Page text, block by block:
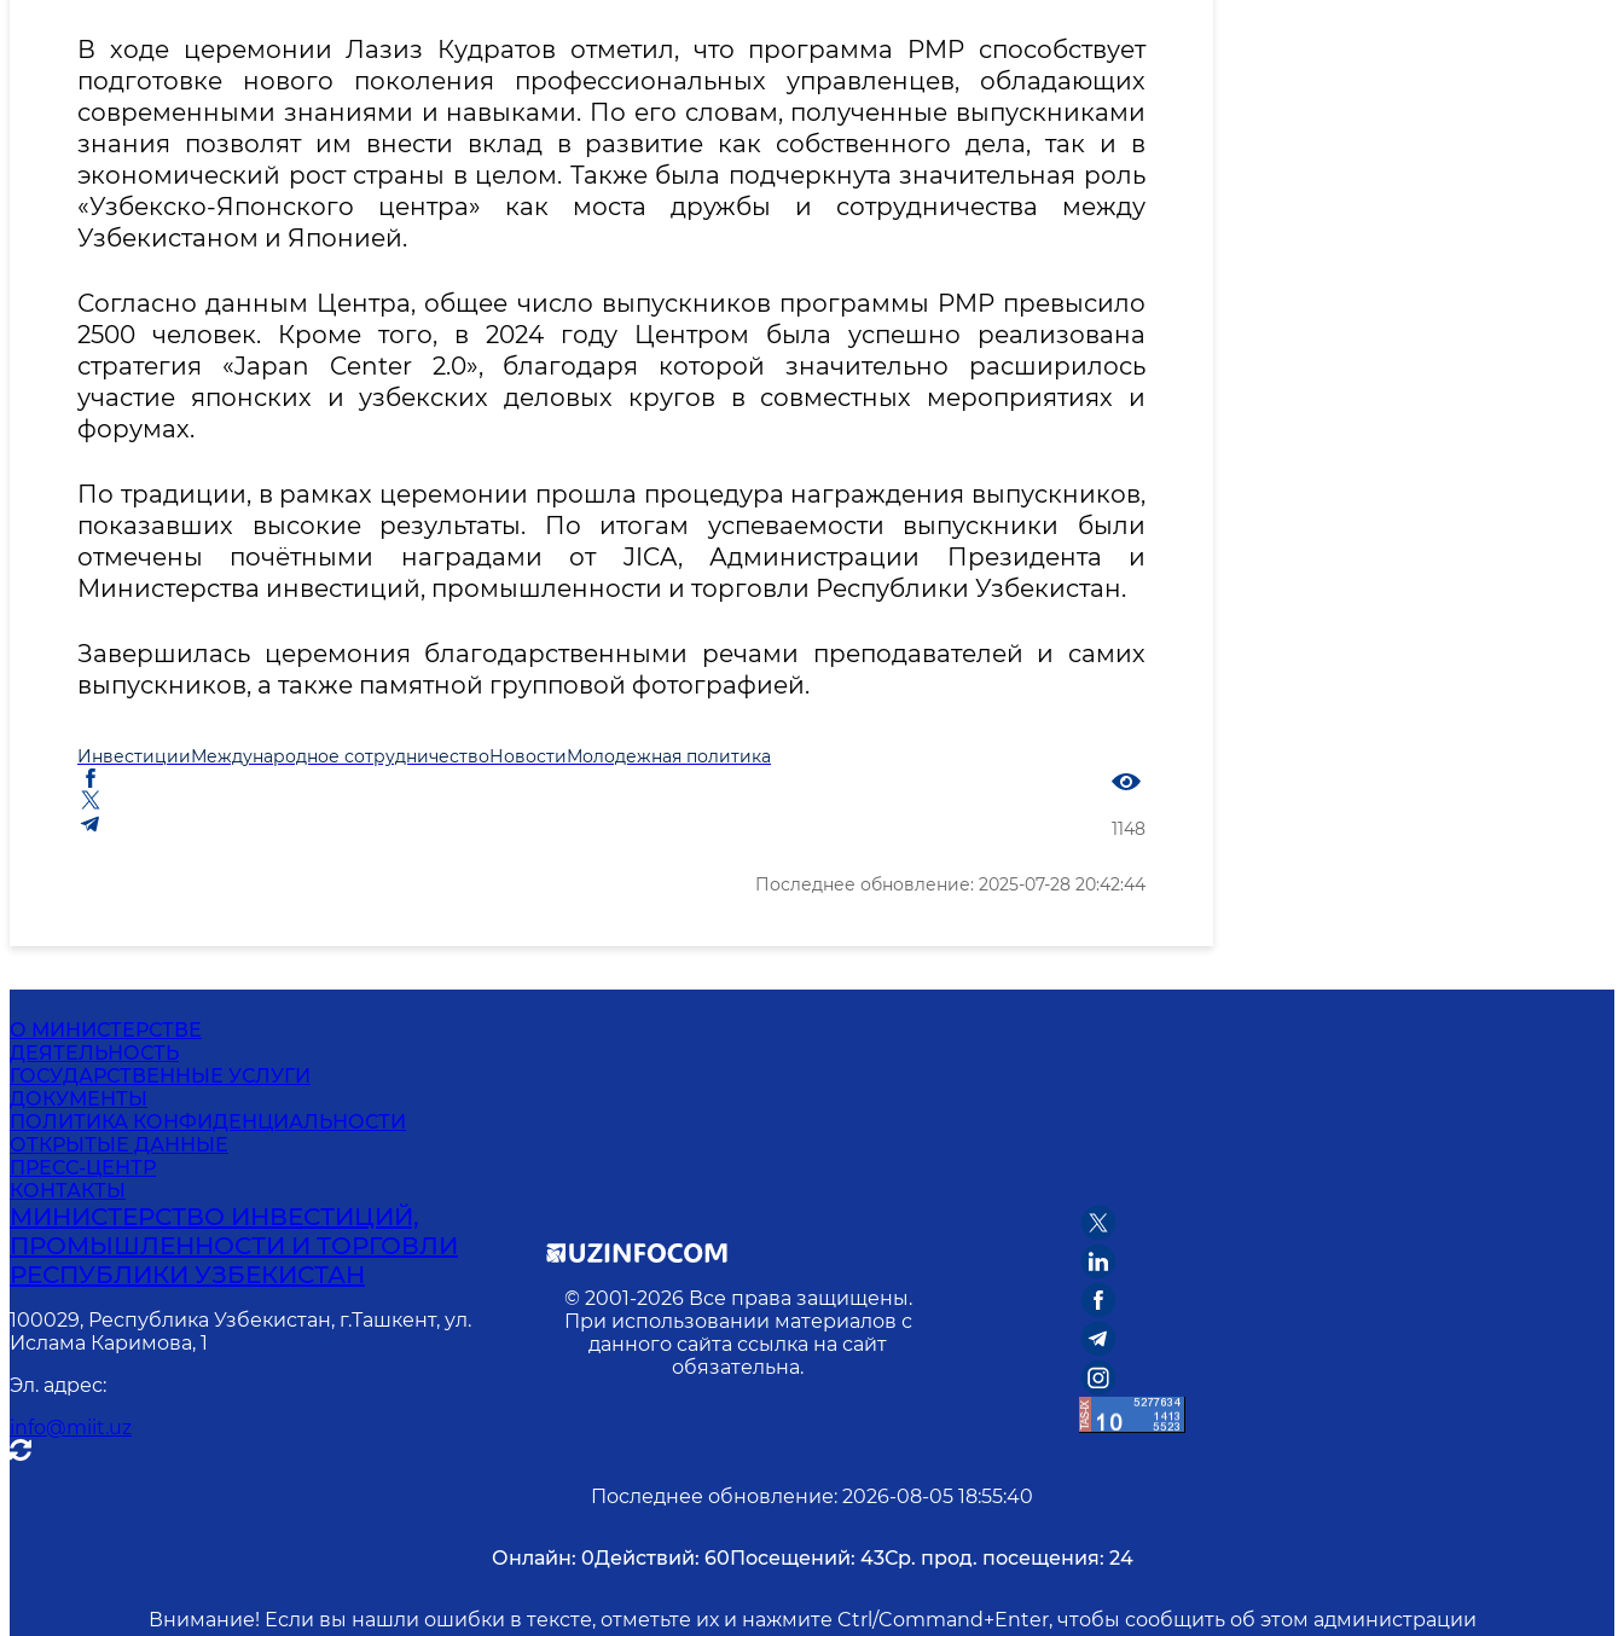
В ходе церемонии Лазиз Кудратов отметил, что программа PMP способствует
подготовке нового поколения профессиональных управленцев, обладающих
современными знаниями и навыками. По его словам, полученные выпускниками
знания позволят им внести вклад в развитие как собственного дела, так и в
экономический рост страны в целом. Также была подчеркнута значительная роль
«Узбекско-Японского центра» как моста дружбы и сотрудничества между
Узбекистаном и Японией.
Согласно данным Центра, общее число выпускников программы PMP превысило
2500 человек. Кроме того, в 2024 году Центром была успешно реализована
стратегия «Japan Center 2.0», благодаря которой значительно расширилось
участие японских и узбекских деловых кругов в совместных мероприятиях и
форумах.
По традиции, в рамках церемонии прошла процедура награждения выпускников,
показавших высокие результаты. По итогам успеваемости выпускники были
отмечены почётными наградами от JICA, Администрации Президента и
Министерства инвестиций, промышленности и торговли Республики Узбекистан.
Завершилась церемония благодарственными речами преподавателей и самих
выпускников, а также памятной групповой фотографией.
ИнвестицииМеждународное сотрудничествоНовостиМолодежная политика
1148
Последнее обновление: 2025-07-28 20:42:44
О МИНИСТЕРСТВЕ
ДЕЯТЕЛЬНОСТЬ
ГОСУДАРСТВЕННЫЕ УСЛУГИ
ДОКУМЕНТЫ
ПОЛИТИКА КОНФИДЕНЦИАЛЬНОСТИ
ОТКРЫТЫЕ ДАННЫЕ
ПРЕСС-ЦЕНТР
КОНТАКТЫ
МИНИСТЕРСТВО ИНВЕСТИЦИЙ,
ПРОМЫШЛЕННОСТИ И ТОРГОВЛИ
РЕСПУБЛИКИ УЗБЕКИСТАН
100029, Республика Узбекистан, г.Ташкент, ул.
Ислама Каримова, 1
Эл. адрес:
info@miit.uz
© 2001-2026 Все права защищены.
При использовании материалов с
данного сайта ссылка на сайт
обязательна.
Последнее обновление: 2026-08-05 18:55:40
Онлайн: 0Действий: 60Посещений: 43Ср. прод. посещения: 24
Внимание! Если вы нашли ошибки в тексте, отметьте их и нажмите Ctrl/Command+Enter, чтобы сообщить об этом администрации